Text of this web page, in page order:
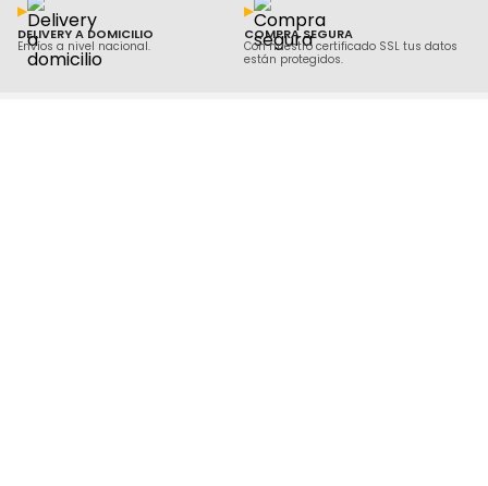
DELIVERY A DOMICILIO
Envíos a nivel nacional.
COMPRA SEGURA
Con nuestro certificado SSL tus datos
están protegidos.